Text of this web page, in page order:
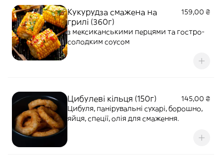
Кукурудза смажена на
грилі (360г)
159,00 ₴
з мексиканськими перцями та гостро-
солодким соусом
Цибулеві кільця (150г)
145,00 ₴
Цибуля, панірувальні сухарі, борошно,
яйця, спеції, олія для смаження.